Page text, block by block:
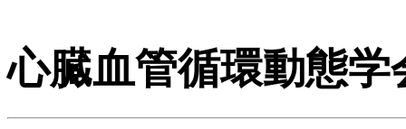
心臓血管循環動態学